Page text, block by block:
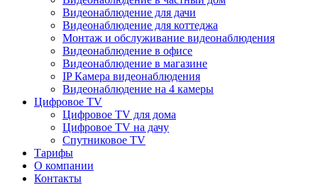
Видеонаблюдение для дачи
Видеонаблюдение для коттеджа
Монтаж и обслуживание видеонаблюдения
Видеонаблюдение в офисе
Видеонаблюдение в магазине
IP Камера видеонаблюдения
Видеонаблюдение на 4 камеры
Цифровое TV
Цифровое TV для дома
Цифровое TV на дачу
Спутниковое TV
Тарифы
О компании
Контакты